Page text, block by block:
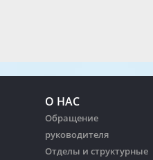
О НАС
Обращение
руководителя
Отделы и структурные